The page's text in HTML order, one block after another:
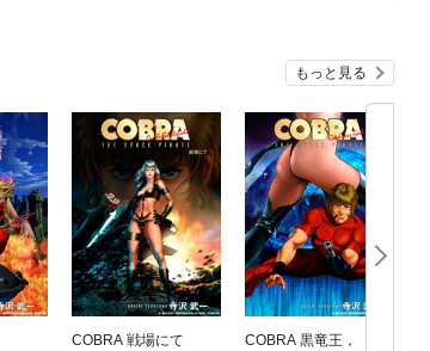
もっと見る
COBRA 戦場にて
COBRA 黒竜王，『カ